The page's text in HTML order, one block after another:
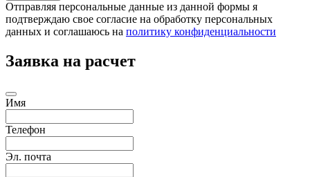
Отправляя персональные данные из данной формы я
подтверждаю свое согласие на обработку персональных
данных и соглашаюсь на политику конфиденциальности
Заявка на расчет
Имя
Телефон
Эл. почта